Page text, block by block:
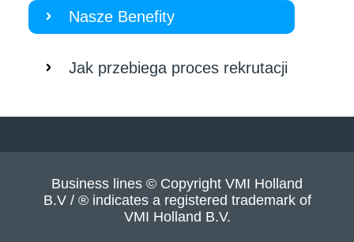
Nasze Benefity
Jak przebiega proces rekrutacji
Business lines © Copyright VMI Holland
B.V / ® indicates a registered trademark of
VMI Holland B.V.